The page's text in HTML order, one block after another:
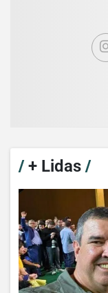
/+ Lidas /